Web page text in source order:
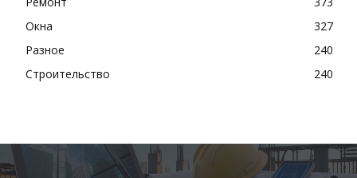
Окна
327
Разное
240
Строительство
240